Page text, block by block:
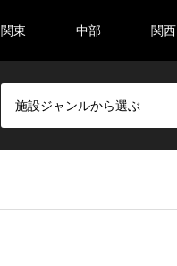
関東 中部 関西
施設ジャンルから選ぶ